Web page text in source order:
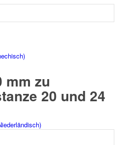
)
)
mm zu
20 und 24